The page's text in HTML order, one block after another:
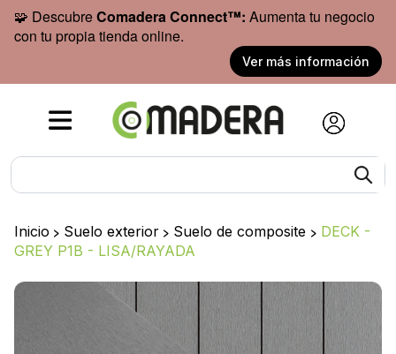
🧩 DescubreComadera Connect™: Aumenta tu negocio
con tu propia tienda online.
Ver más información
Inicio > Suelo exterior > Suelo de composite > DECK -
GREY P1B - LISA/RAYADA